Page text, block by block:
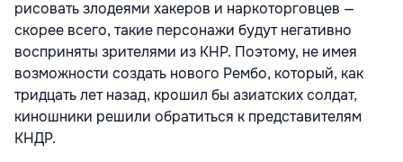
рисовать злодеями хакеров и наркоторговцев —
скорее всего, такие персонажи будут негативно
восприняты зрителями из КНР. Поэтому, не имея
возможности создать нового Рембо, который, как
тридцать лет назад, крошил бы азиатских солдат,
киношники решили обратиться к представителям
КНДР.